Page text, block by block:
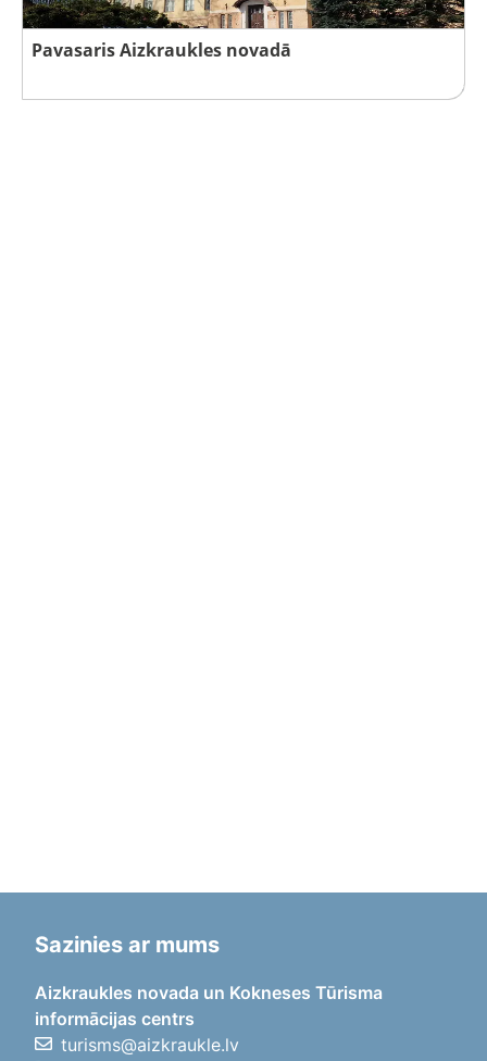
Pavasaris Aizkraukles novadā
Sazinies ar mums
Aizkraukles novada un Kokneses Tūrisma
informācijas centrs
turisms@aizkraukle.lv